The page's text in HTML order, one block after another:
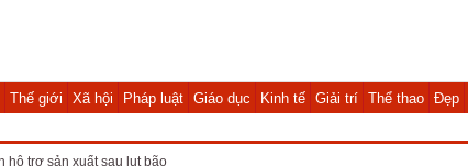
Thế giới Xã hội Pháp luật Giáo dục Kinh tế Giải trí Thể thao Đẹp